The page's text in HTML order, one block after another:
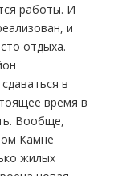
работы. И
и
отдыха.
в
время в
Вообще,
Камне
жилых